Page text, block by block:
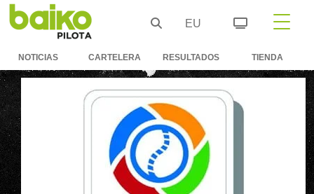
EU
NOTICIAS CARTELERA RESULTADOS TIENDA